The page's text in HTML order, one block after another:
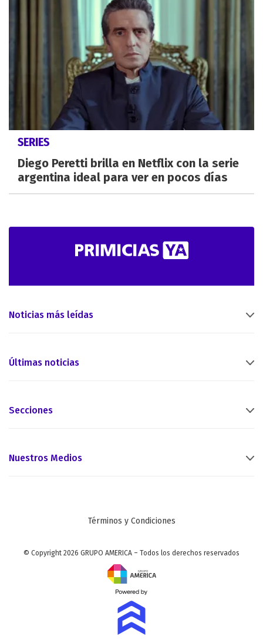
SERIES
Diego Peretti brilla en Netflix con la serie
argentina ideal para ver en pocos días
Noticias más leídas
Últimas noticias
Secciones
Nuestros Medios
Términos y Condiciones
© Copyright 2026 GRUPO AMERICA – Todos los derechos reservados